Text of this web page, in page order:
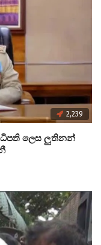
2,239
ලෙස ලුතිනන්